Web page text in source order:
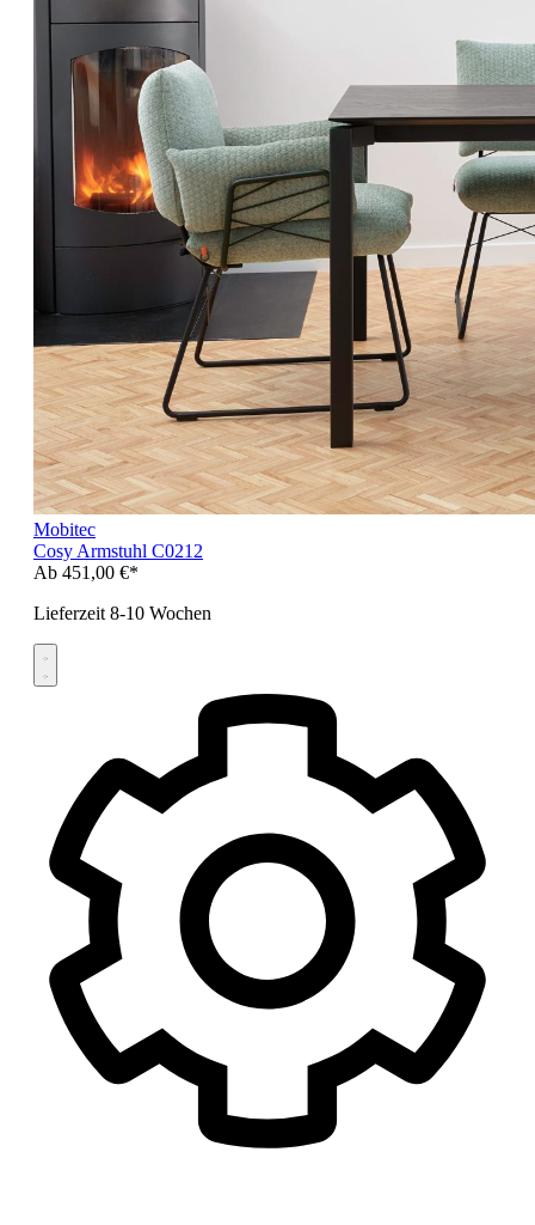
Mobitec
Cosy Armstuhl C0212
Ab 451,00 €*
Lieferzeit 8-10 Wochen